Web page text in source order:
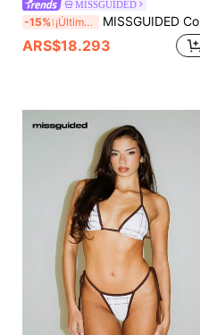
MISSGUIDED
-15% ¡Últimos 3 días MISSGUIDED Conjunto de bikini halter con estampado multicolor de triángulos y Bottom con lazos laterales, con patrón abstracto de remolinos para playa y verano
ARS$18.293